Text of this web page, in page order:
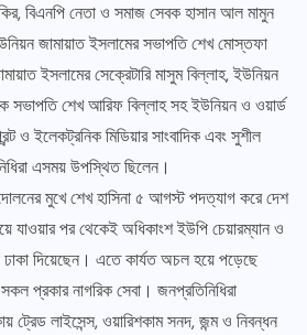
বিএনপি নেতা ও সমাজ সেবক হাসান আল মামুন
ইউনিয়ন জামায়াত ইসলামের সভাপতি শেখ মোস্তফা
ইসলামের সেক্রেটারি মাসুম বিল্লাহ, ইউনিয়ন
সভাপতি শেখ আরিফ বিল্লাহ সহ ইউনিয়ন ও ওয়ার্ড
ও ইলেকট্রনিক মিডিয়ার সাংবাদিক এবং সুশীল
এসময় উপস্থিত ছিলেন।
মুখে শেখ হাসিনা ৫ আগস্ট পদত্যাগ করে দেশ
যাওয়ার পর থেকেই অধিকাংশ ইউপি চেয়ারম্যান ও
দিয়েছেন। এতে কার্যত অচল হয়ে পড়েছে
প্রকার নাগরিক সেবা। জনপ্রতিনিধিরা
লাইসেন্স, ওয়ারিশকাম সনদ, জন্ম ও নিবন্ধন